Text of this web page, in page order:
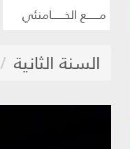
مــــــع الخــــــامنئي
السنة الثانية